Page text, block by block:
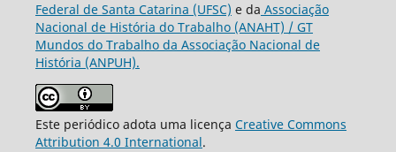
Federal de Santa Catarina (UFSC) e da Associação
Nacional de História do Trabalho (ANAHT) / GT
Mundos do Trabalho da Associação Nacional de
História (ANPUH).
Este periódico adota uma licença Creative Commons
Attribution 4.0 International.